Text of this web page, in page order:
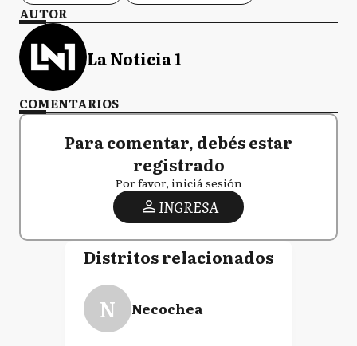
AUTOR
La Noticia 1
COMENTARIOS
Para comentar, debés estar
registrado
Por favor, iniciá sesión
INGRESA
Distritos relacionados
N Necochea